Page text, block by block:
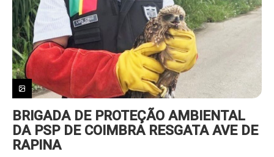
BRIGADA DE PROTEÇÃO AMBIENTAL
DA PSP DE COIMBRA RESGATA AVE DE
RAPINA